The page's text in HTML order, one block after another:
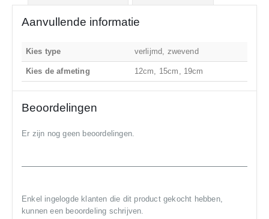
Aanvullende informatie
Kies type verlijmd, zwevend
Kies de afmeting 12cm, 15cm, 19cm
Beoordelingen
Er zijn nog geen beoordelingen.
Enkel ingelogde klanten die dit product gekocht hebben,
kunnen een beoordeling schrijven.